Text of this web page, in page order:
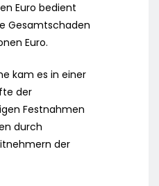
Euro bedient
Gesamtschaden
Euro.
kam es in einer
der
Festnahmen
durch
der